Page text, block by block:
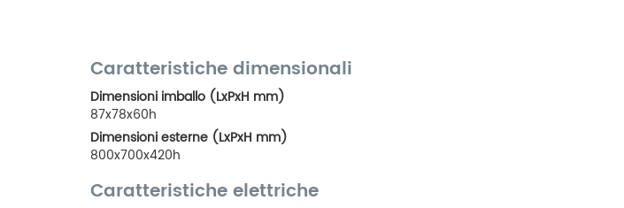
Caratteristiche dimensionali
Dimensioni imballo (LxPxH mm)
87x78x60h
Dimensioni esterne (LxPxH mm)
800x700x420h
Caratteristiche elettriche